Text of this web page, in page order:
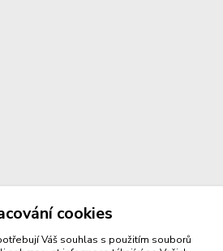
cookies
Váš souhlas s použitím souborů